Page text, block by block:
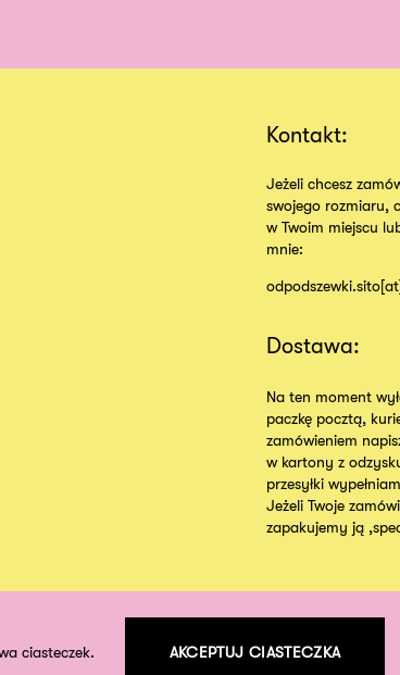
Kontakt:
Jeżeli chcesz
swojego rozmiaru,
w Twoim miejscu
mnie:
Dostawa:
Na ten moment
paczkę pocztą,
zamówieniem
w kartony z
przesyłki
Jeżeli Twoje
zapakujemy ją
©2026 odpodszewki
ciasteczek. AKCEPTUJ CIASTECZKA